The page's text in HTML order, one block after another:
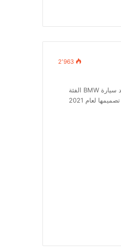
2٬963
بي ام دبليو تعد سيارة BMW الفئة
الخامسة المعاد تصميمها لعام 2021